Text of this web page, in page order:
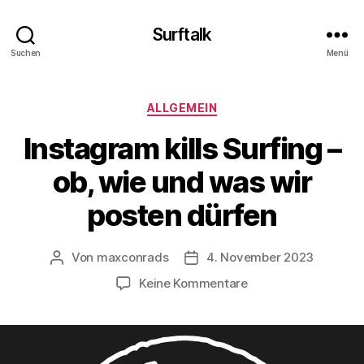
Suchen
Surftalk
Menü
Kategorien
ALLGEMEIN
Instagram kills Surfing –
ob, wie und was wir
posten dürfen
Beitragsautor
Von maxconrads Beitragsdatum
4. November 2023
Keine Kommentarezu
–